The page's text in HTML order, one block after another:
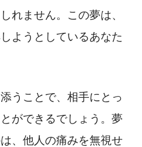
れません。この夢は、
ようとしているあなた
うことで、相手にとっ
ができるでしょう。夢
、他人の痛みを無視せ